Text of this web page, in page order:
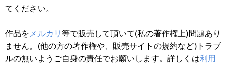
てください。
作品を メルカリ 等で販売して頂いて(私の著作権上)問題あり
ません。(他の方の著作権や、販売サイトの規約など)トラブ
ルの無いようご自身の責任でお願いします。詳しくは利用